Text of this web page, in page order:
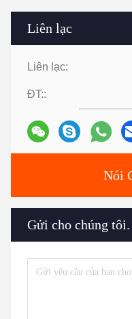
Liên lạc
Liên lạc:
ĐT::
Nói
Gửi cho chúng tôi.